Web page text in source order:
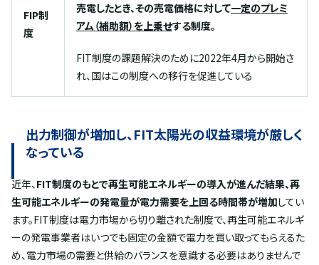
FIP制
度
売電したとき、その売電価格に対して一定のプレミ
アム（補助額）を上乗せする制度。
FIT制度の課題解決のために2022年4月から開始さ
れ、国はこの制度への移行を促進している
出力制御が増加し、FIT太陽光の収益環境が厳しく
なっている
近年、FIT制度のもとで再生可能エネルギーの導入が進んだ結果、再
生可能エネルギーの発電量が電力需要を上回る時間帯が増加してい
ます。FIT制度は電力市場から切り離された制度で、再生可能エネルギ
ーの発電事業者はいつでも固定の金額で電力を買い取ってもらえるた
め、電力市場の需要と供給のバランスを意識する必要はありませんで